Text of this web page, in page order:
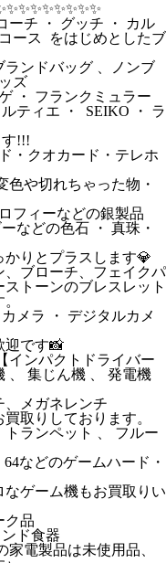
ーチ ・ グッチ ・ カル
ース をはじめとしたブ
ランドバッグ 、ノンブ
ズ
・ フランクミュラー
ティエ ・ SEIKO ・ ラ
!!!
・クオカード・テレホ
や切れちゃった物・
フィーなどの銀製品
などの色石 ・ 真珠・
りとプラスします💎
、ブローチ、フェイクパ
トーンのブレスレット
メラ ・ デジタルカメ
迎です📸
インパクトドライバー
、 集じん機 、 発電機
、メガネレンチ
取りしております。
ランペット 、 フルー
などのゲームハード・
ゲーム機もお買取りい
ク品
ド食器
電製品は未使用品、